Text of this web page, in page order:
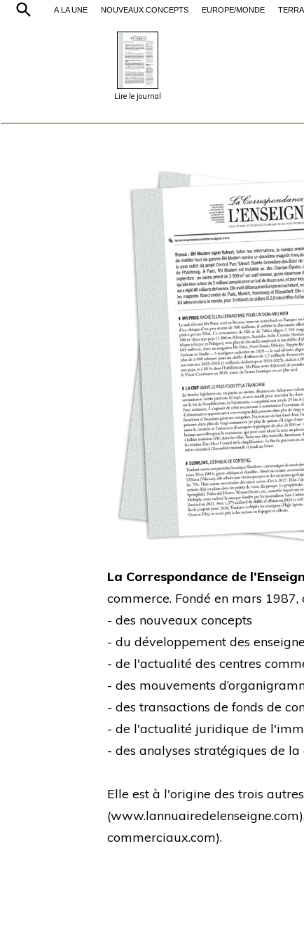
À LA UNE NOUVEAUX CONCEPTS EUROPE/MONDE
Lire le journal
La Correspondance de
commerce. Fondé en mars
- des nouveaux concepts
- du développement des
- de l'actualité des centres
- des mouvements
- des transactions de fonds de
- de l'actualité juridique de
- des analyses stratégiques de
Elle est à l'origine des trois
(www.lannuairedelenseigne.com
commerciaux.com).